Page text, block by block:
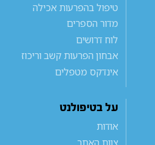
טיפול בהפרעות אכילה
מדור הספרים
לוח דרושים
אבחון הפרעות קשב וריכוז
אינדקס מטפלים
על בטיפולנט
אודות